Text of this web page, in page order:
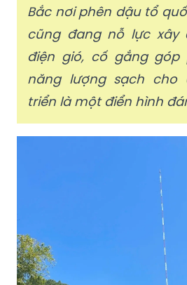
Bắc nơi phên dậu tổ
cũng đang nỗ lực xây
điện gió, cố gắng góp
năng lượng sạch cho
triển là một điển hình